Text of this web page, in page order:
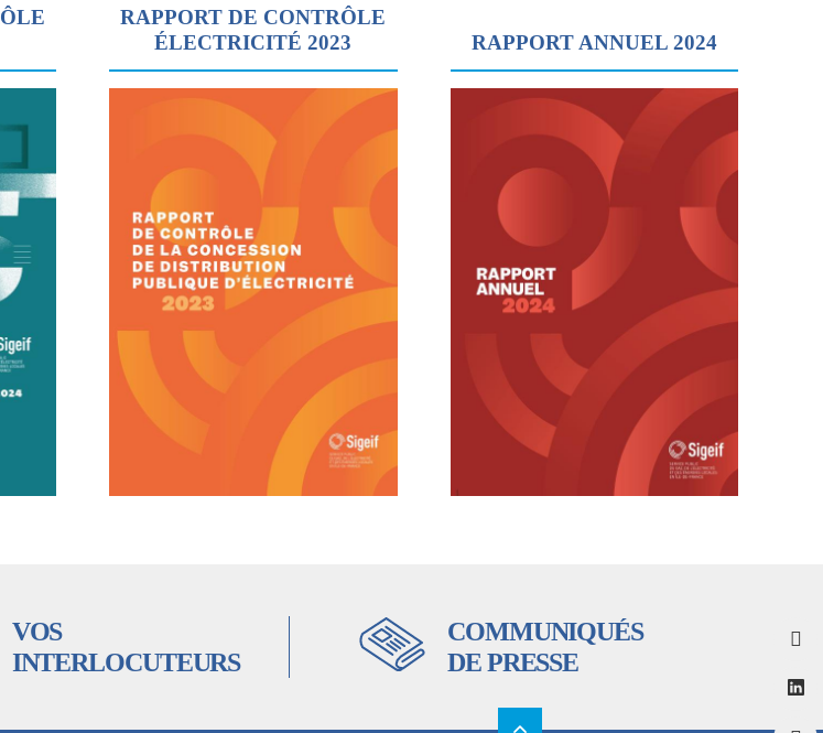
RAPPORT DE CONTRÔLE
ÉLECTRICITÉ 2023
RAPPORT ANNUEL 2024
VOS
INTERLOCUTEURS
COMMUNIQUÉS
DE PRESSE